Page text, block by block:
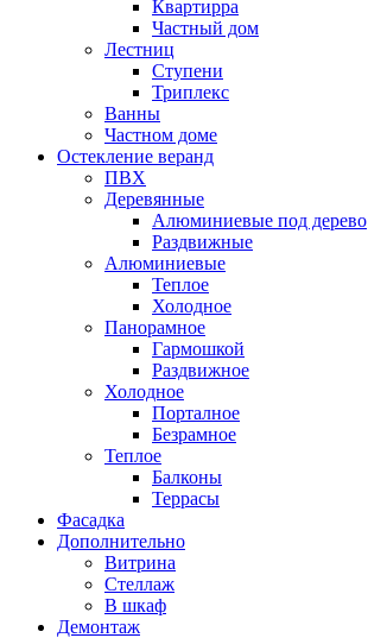
Квартирра
Частный дом
Лестниц
Ступени
Триплекс
Ванны
Частном доме
Остекление веранд
ПВХ
Деревянные
Алюминиевые под дерево
Раздвижные
Алюминиевые
Теплое
Холодное
Панорамное
Гармошкой
Раздвижное
Холодное
Порталное
Безрамное
Теплое
Балконы
Террасы
Фасадка
Дополнительно
Витрина
Стеллаж
В шкаф
Демонтаж